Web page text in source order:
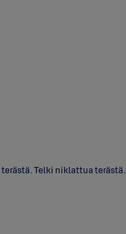
Telki niklattua terästä.